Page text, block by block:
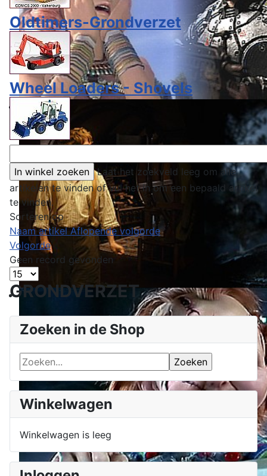
Zoeken in de Shop
Winkelwagen
Winkelwagen is leeg
Oldtimers-Grondverzet
Wheel Loaders - Shovels
Laat het zoekveld leeg om alle
artikelen te vinden of vul het in om een bepaald artikel
te vinden.
Sorteren op
Naam artikel Aflopende volgorde
Volgorde
Geen record gevonden
GRONDVERZET